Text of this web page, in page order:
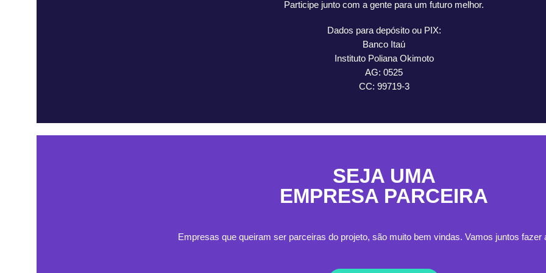
Participe junto com a gente para um futuro melhor.
Dados para depósito ou PIX:
Banco Itaú
Instituto Poliana Okimoto
AG: 0525
CC: 99719-3
SEJA UMA
EMPRESA PARCEIRA
Empresas que queiram ser parceiras do projeto, são muito bem vindas. Vamos juntos fazer